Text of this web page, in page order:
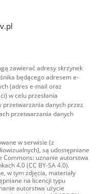
zawierać adresy skrzynek
będącego adresem e-
(adres e-mail oraz
w celu przesłania
przetwarzania danych przez
przetwarzania danych
w serwisie (z
są udostępniane
Commons: uznanie autorstwa
4.0 (CC BY-SA 4.0).
w tym zdjęcia, materiały
na licencji typu
autorstwa użycie